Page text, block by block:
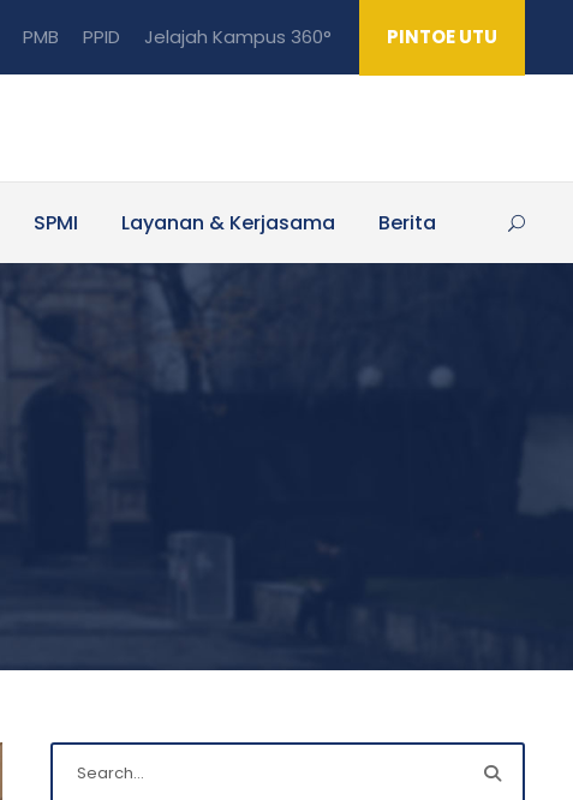
PMB PPID Jelajah Kampus 360° PINTOE UTU
SPMI Layanan & Kerjasama Berita